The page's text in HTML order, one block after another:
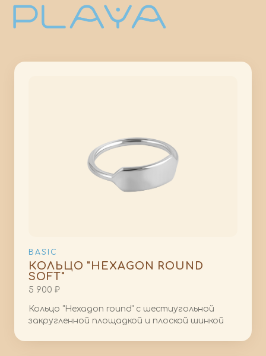
BASIC
КОЛЬЦО "HEXAGON ROUND
SOFT"
5 900 ₽
Кольцо "Hexagon round" с шестиугольной
закругленной площадкой и плоской шинкой